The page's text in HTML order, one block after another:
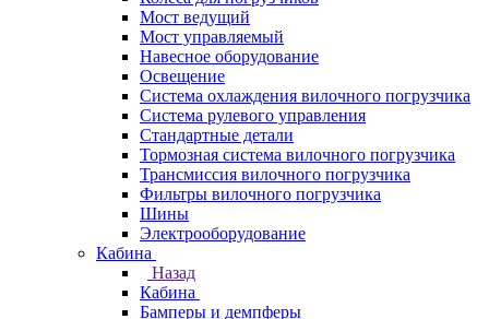
Мост ведущий
Мост управляемый
Навесное оборудование
Освещение
Система охлаждения вилочного погрузчика
Система рулевого управления
Стандартные детали
Тормозная система вилочного погрузчика
Трансмиссия вилочного погрузчика
Фильтры вилочного погрузчика
Шины
Электрооборудование
Кабина
Назад
Кабина
Бамперы и демпферы